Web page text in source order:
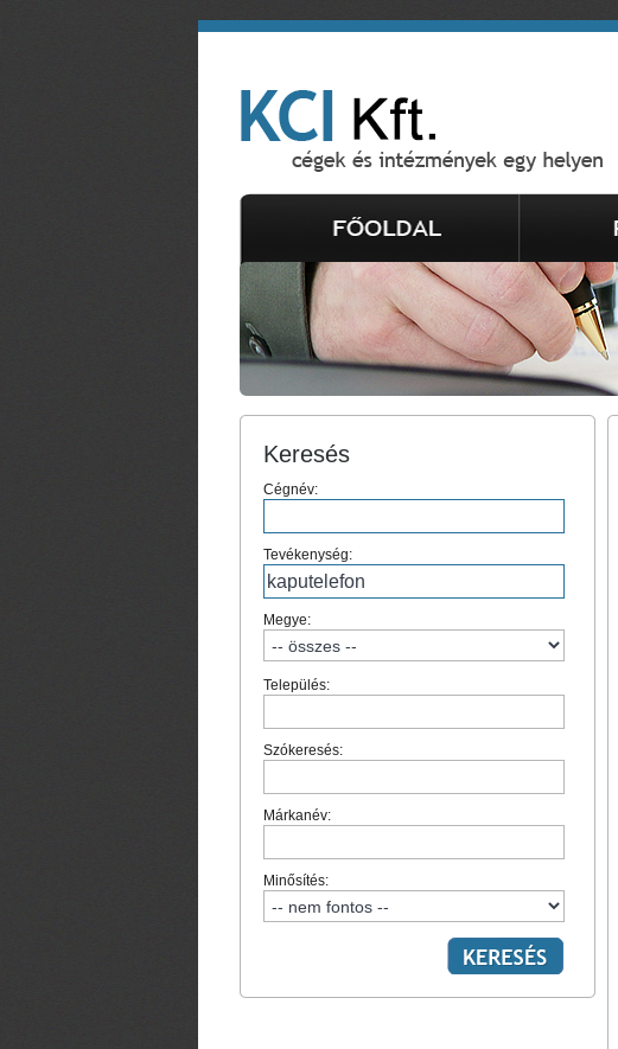
Keresés
Cégnév:
Tevékenység:
Megye:
Település:
Szókeresés:
Márkanév:
Minősítés: